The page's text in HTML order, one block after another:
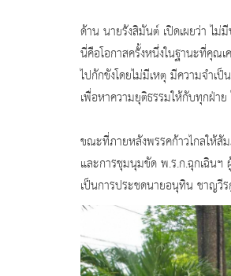
ด้าน นายรังสิมันต์ เปิดเผยว่า ไม่
นี่คือโอกาสครั้งหนึ่งในฐานะที่คุณ
ไปกักขังโดยไม่มีเหตุ มีความจำเ
เพื่อหาความยุติธรรมให้กับทุกฝ่าย
ขณะที่ภายหลังพรรคก้าวไกลให้สั
และการชุมนุมขัด พ.ร.ก.ฉุกเฉินฯ
เป็นการประชดนายอนุทิน ชาญวี